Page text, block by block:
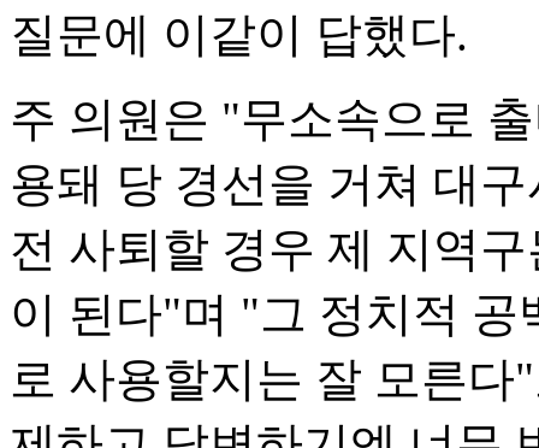
질문에 이같이 답했다.
주 의원은 "무소속으로
용돼 당 경선을 거쳐 대
전 사퇴할 경우 제 지역
이 된다"며 "그 정치적
로 사용할지는 잘 모른